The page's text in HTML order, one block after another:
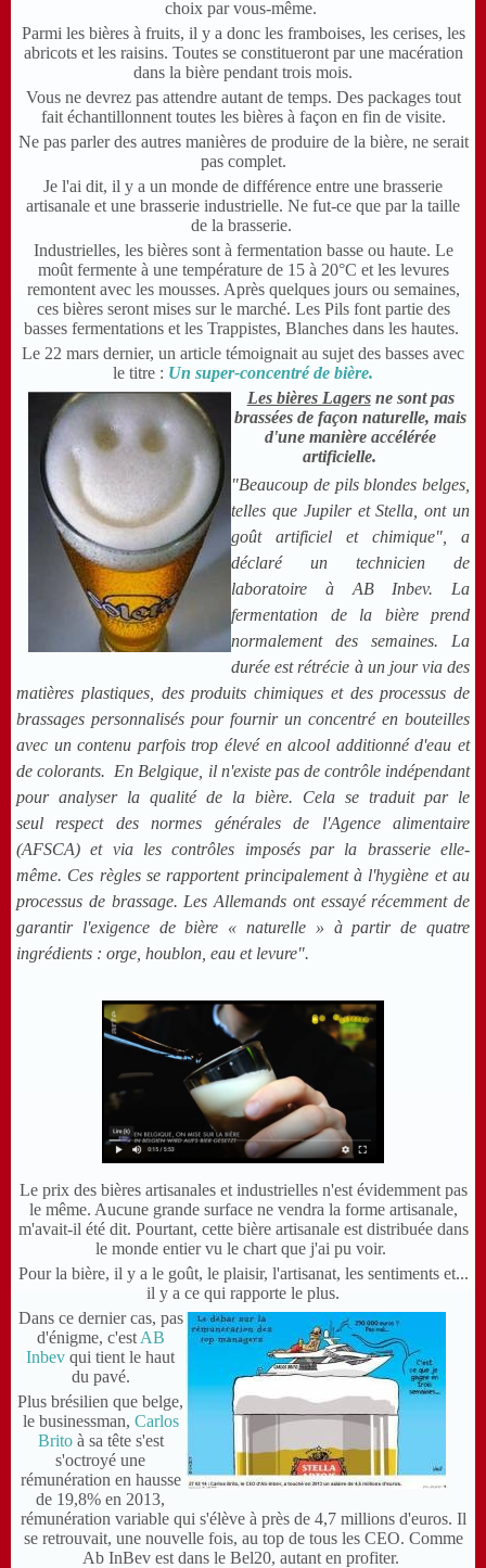
choix par vous-même.
Parmi les bières à fruits, il y a donc les framboises, les cerises, les
abricots et les raisins. Toutes se constitueront par une macération
dans la bière pendant trois mois.
Vous ne devrez pas attendre autant de temps. Des packages tout
fait échantillonnent toutes les bières à façon en fin de visite.
Ne pas parler des autres manières de produire de la bière, ne serait
pas complet.
Je l'ai dit, il y a un monde de différence entre une brasserie
artisanale et une brasserie industrielle. Ne fut-ce que par la taille
de la brasserie.
Industrielles, les bières sont à fermentation basse ou haute. Le
moût fermente à une température de 15 à 20°C et les levures
remontent avec les mousses. Après quelques jours ou semaines,
ces bières seront mises sur le marché. Les Pils font partie des
basses fermentations et les Trappistes, Blanches dans les hautes.
Le 22 mars dernier, un article témoignait au sujet des basses avec
le titre : Un super-concentré de bière.
Les bières Lagersne sont pas
brassées de façon naturelle, mais
d'une manière accélérée
artificielle.
"Beaucoup de pils blondes belges,
telles que Jupiler et Stella, ont un
goût artificiel et chimique", a
déclaré un technicien de
laboratoire à AB Inbev. La
fermentation de la bière prend
normalement des semaines. La
durée est rétrécie à un jour via des
matières plastiques, des produits chimiques et des processus de
brassages personnalisés pourfournir un concentré en bouteilles
avec un contenu parfois trop élevé en alcool additionné d'eau et
de colorants. En Belgique, il n'existe pas de contrôle indépendant
pour analyser la qualité de la bière. Cela se traduit par le
seul respect des normes générales de l'Agence alimentaire
(AFSCA) et via les contrôles imposés par la brasserie elle-
même. Ces règles se rapportent principalement à l'hygiène et au
processus de brassage. Les Allemands ont essayé récemment de
garantirl'exigence de bière « naturelle » à partir de quatre
ingrédients : orge, houblon, eau et levure".
Le prix des bières artisanales et industrielles n'est évidemment pas
le même. Aucune grande surface ne vendra la forme artisanale,
m'avait-il été dit. Pourtant, cette bière artisanale est distribuée dans
le monde entier vu le chart que j'ai pu voir.
Pour la bière, il y a le goût, le plaisir, l'artisanat, les sentiments et...
il y a ce qui rapporte le plus.
Dans ce dernier cas, pas
d'énigme, c'est AB
Inbev qui tient le haut
du pavé.
Plus brésilien que belge,
le businessman, Carlos
Britoà sa tête s'est
s'octroyé une
rémunération en hausse
de 19,8% en 2013,
rémunération variable qui s'élève à près de 4,7 millions d'euros. Il
se retrouvait, une nouvelle fois, au top de tous les CEO. Comme
Ab InBev est dans le Bel20, autant en profiter.